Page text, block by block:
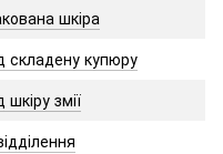
шкіра
складену купюру
шкіру змії